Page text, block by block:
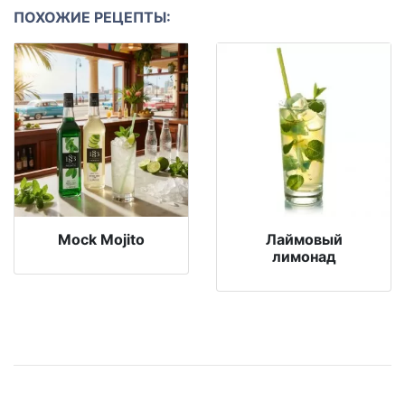
ПОХОЖИЕ РЕЦЕПТЫ:
Mock Mojito
Лаймовый
лимонад